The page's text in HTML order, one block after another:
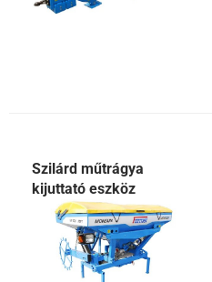
Szilárd műtrágya
kijuttató eszköz